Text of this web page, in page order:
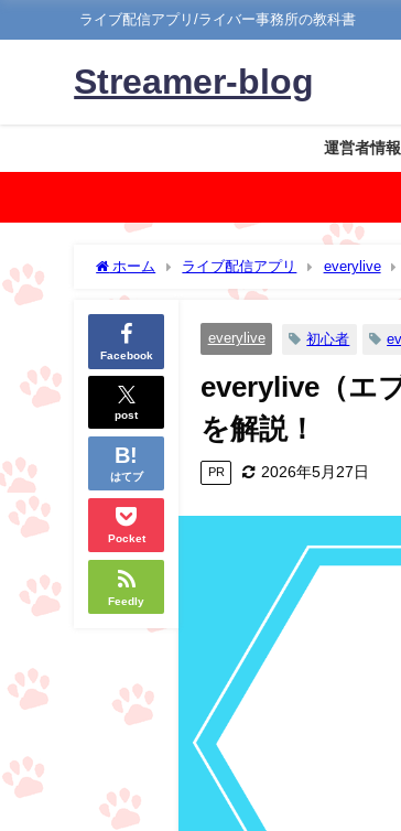
ライブ配信アプリ/ライバー事務所の教科書
Streamer-blog
運営者情報
ホーム ライブ配信アプリ everylive
Facebook
post
はてブ
Pocket
Feedly
everylive 初心者
everylive（エ
を解説！
PR 2026年5月27日